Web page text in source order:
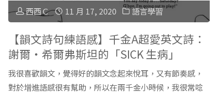
事
書
推
薦：
西西Ｃ 11 月 17, 2020 語言學習
【韻文詩句練語感】千金A超愛英文詩：
謝爾‧希爾弗斯坦的「SICK 生病」
我很喜歡韻文，覺得好的韻文念起來悅耳，又有節奏感，
對於增進語感很有幫助，所以在兩千金小時候，我很常唸